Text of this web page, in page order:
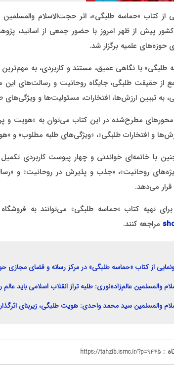
از کتاب «حماسه طلبگی»، اثر حجت‌الاسلام
پیش از ظهر امروز با حضور جمعی از اساتید،
علمیه برگزار شد.
طلبگی» با نگاهی عمیق، مستند و کاربردی، به
از حقیقت طلبگی، جایگاه روحانیت و رسالت‌های این
به تبیین ارزش‌ها، افتخارات، مسئولیت‌ها و ویژگی‌های
محورهای مطرح‌شده در این کتاب می‌توان به «هویت و
و افتخارات طلبگی»، «ویژگی‌های طلبه مطلوب» و
با خاتمه‌ای خواندنی و چهار پیوست کاربردی
روحانیت»، «جذب و پذیرش در روحانیت» و
می‌دهد.
برای تهیه کتاب «حماسه طلبگی» می‌توانند به
مراجعه کنند.
از کتاب «حماسه طلبگی» در مرکز رسانه و فضای مجازی
والمسلمین عالم‌زاده‌نوری: طلبه تراز انقلاب اسلامی باید عالم
والمسلمین سید محمد واحدی: هویت طلبگی، زیربنای
:
https://tahzib.ismc.ir/?p=9445